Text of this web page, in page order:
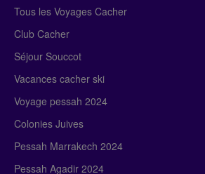
Tous les Voyages Cacher
Club Cacher
Séjour Souccot
Vacances cacher ski
Voyage pessah 2024
Colonies Juives
Pessah Marrakech 2024
Pessah Agadir 2024